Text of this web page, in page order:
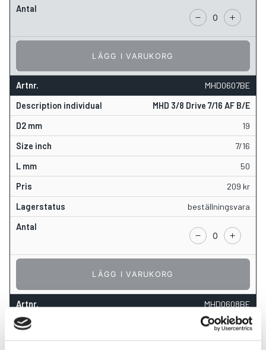
LÄGG I VARUKORG
MHD0607BE
MHD 3/8 Drive 7/16 AF B/E
19
7/16
50
209 kr
beställningsvara
LÄGG I VARUKORG
MHD0608BE
MHD 3/8 Drive 1/2 AF B/E